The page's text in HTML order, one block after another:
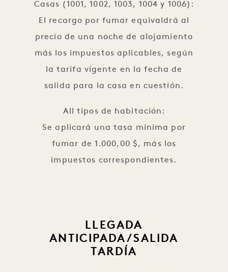
Casas (1001, 1002, 1003, 1004 y 1006):
El recargo por fumar equivaldrá al
precio de una noche de alojamiento
más los impuestos aplicables, según
la tarifa vigente en la fecha de
salida para la casa en cuestión.
All tipos de habitación:
Se aplicará una tasa mínima por
fumar de 1.000,00 $, más los
impuestos correspondientes.
LLEGADA
ANTICIPADA/SALIDA
TARDÍA